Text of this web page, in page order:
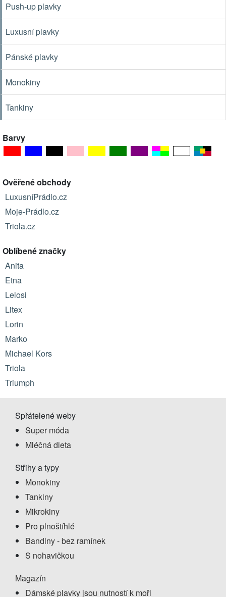
Push-up plavky
Luxusní plavky
Pánské plavky
Monokiny
Tankiny
Barvy
Ověřené obchody
LuxusníPrádlo.cz
Moje-Prádlo.cz
Triola.cz
Oblíbené značky
Anita
Etna
Lelosi
Litex
Lorin
Marko
Michael Kors
Triola
Triumph
Spřátelené weby
Super móda
Mléčná dieta
Střihy a typy
Monokiny
Tankiny
Mikrokiny
Pro plnoštíhlé
Bandiny - bez ramínek
S nohavičkou
Magazín
Dámské plavky jsou nutností k moři